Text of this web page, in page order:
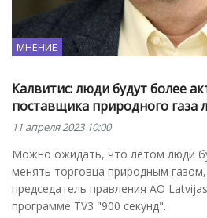
МНЕНИЕ
Калвитис: люди будут более
поставщика природного газа
11 апреля 2023 10:00
Можно ожидать, что летом люди
менять торговца природным
председатель правления AО
программе TV3 "900 секунд".